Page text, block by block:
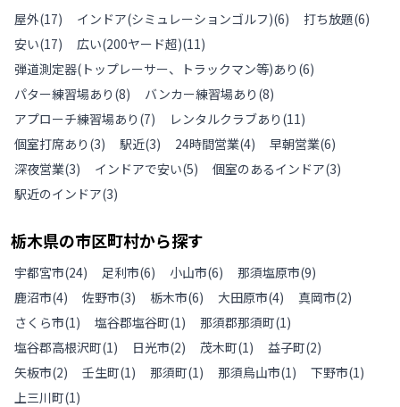
屋外(17) インドア(シミュレーションゴルフ)(6) 打ち放題(6)
安い(17) 広い(200ヤード超)(11)
弾道測定器(トップレーサー、トラックマン等)あり (6)
パター練習場あり (8) バンカー練習場あり (8)
アプローチ練習場あり (7) レンタルクラブあり (11)
個室打席あり (3) 駅近(3) 24時間営業(4) 早朝営業(6)
深夜営業(3) インドアで安い(5) 個室のあるインドア(3)
駅近のインドア(3)
栃木県の市区町村から探す
宇都宮市(24) 足利市(6) 小山市(6) 那須塩原市(9)
鹿沼市(4) 佐野市(3) 栃木市(6) 大田原市(4) 真岡市(2)
さくら市(1) 塩谷郡塩谷町(1) 那須郡那須町(1)
塩谷郡高根沢町(1) 日光市(2) 茂木町(1) 益子町(2)
矢板市(2) 壬生町(1) 那須町(1) 那須烏山市(1) 下野市(1)
上三川町(1)